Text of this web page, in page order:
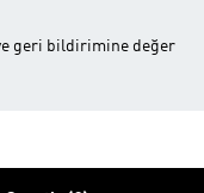
geri bildirimine değer